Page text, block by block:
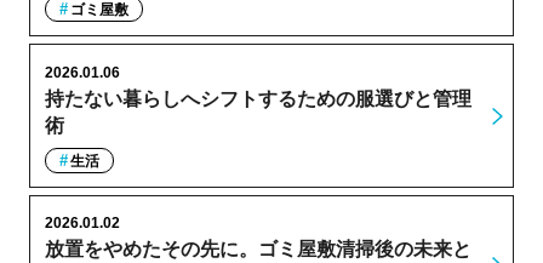
ゴミ屋敷
持たない暮らしへシフトするための服選びと管理
術
2026.01.06
生活
放置をやめたその先に。ゴミ屋敷清掃後の未来と
2026.01.02